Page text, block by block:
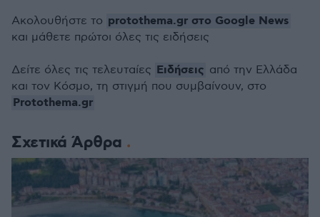
Σχετικά Άρθρα
Ακολουθήστε το protothema.gr στο Google News
και μάθετε πρώτοι όλες τις ειδήσεις
Δείτε όλες τις τελευταίες Ειδήσεις από την Ελλάδα
και τον Κόσμο, τη στιγμή που συμβαίνουν, στο
Protothema.gr